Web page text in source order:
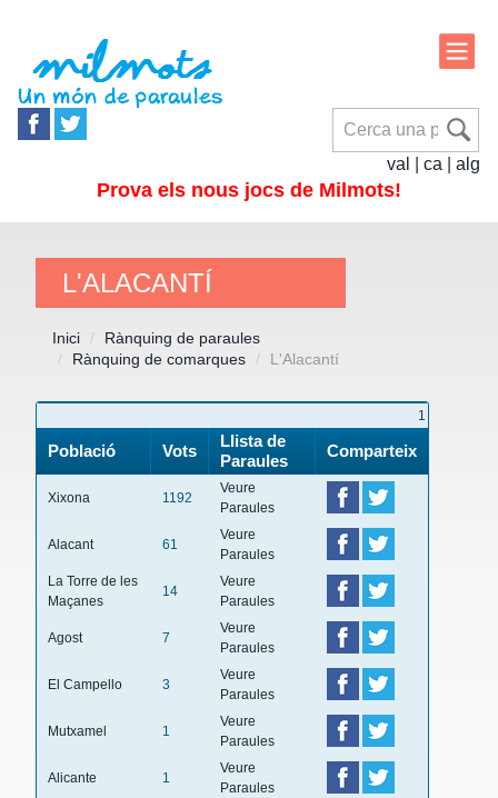
val ca alg
Prova els nous jocs de Milmots!
L'ALACANTÍ
Inici
Rànquing de paraules
Rànquing de comarques
L'Alacantí
1
Població Vots
Llista de
Paraules
Comparteix
Xixona 1192
Veure
Paraules
Alacant 61
Veure
Paraules
La Torre de les
Maçanes
14
Veure
Paraules
Agost 7
Veure
Paraules
El Campello 3
Veure
Paraules
Mutxamel 1
Veure
Paraules
Alicante 1
Veure
Paraules